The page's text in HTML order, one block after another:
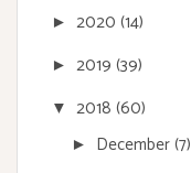
► 2020 (14)
► 2019 (39)
▼ 2018 (60)
► December(7)